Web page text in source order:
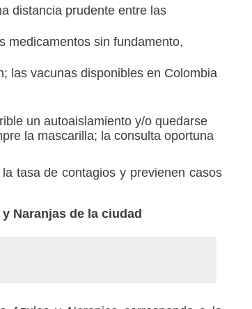
distancia prudente entre las
medicamentos sin fundamento,
las vacunas disponibles en Colombia
un autoaislamiento y/o quedarse
la mascarilla; la consulta oportuna
tasa de contagios y previenen casos
Naranjas de la ciudad